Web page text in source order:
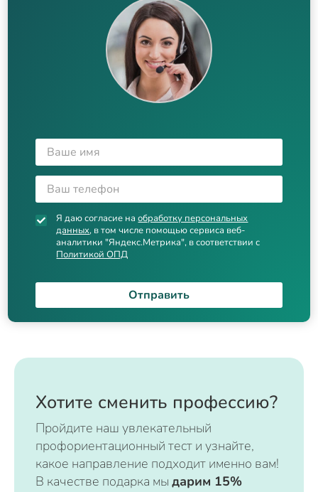
Я даю согласие наобработку персональных
данных, в том числе помощью сервиса веб-
аналитики "Яндекс.Метрика", в соответствии с
Политикой ОПД
Отправить
Хотите сменить профессию?
Пройдите наш увлекательный
профориентационный тест и узнайте,
какое направление подходит именно вам!
В качестве подарка мы дарим 15%